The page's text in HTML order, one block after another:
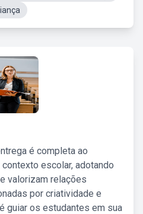
é completa ao
escolar, adotando
valorizam relações
por criatividade e
guiar os estudantes em sua